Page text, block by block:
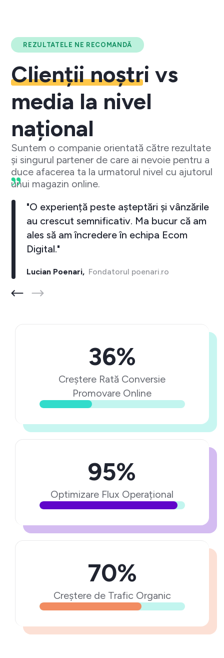
REZULTATELE NE RECOMANDĂ
Clienții noștri vs
media la nivel
național
Suntem o companie orientată către rezultate
și singurul partener de care ai nevoie pentru a
duce afacerea ta la urmatorul nivel cu ajutorul
unui magazin online.
"O experiență peste așteptări și vânzările
au crescut semnificativ. Ma bucur că am
ales să am încredere în echipa Ecom
Digital."
Lucian Poenari,Fondatorul poenari.ro
36%
Creștere Rată Conversie
Promovare Online
95%
Optimizare Flux Operațional
70%
Creștere de Trafic Organic